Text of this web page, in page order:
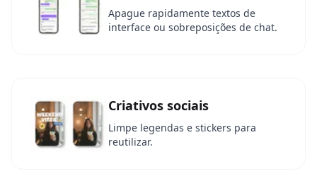
Apague rapidamente textos de
interface ou sobreposições de chat.
Criativos sociais
Limpe legendas e stickers para
reutilizar.